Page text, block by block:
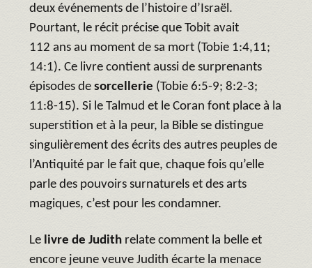
deux événements de l’histoire d’Israël.
Pourtant, le récit précise que Tobit avait
112 ans au moment de sa mort (Tobie 1:4,11;
14:1). Ce livre contient aussi de surprenants
épisodes de sorcellerie (Tobie 6:5-9; 8:2-3;
11:8-15). Si le Talmud et le Coran font place à la
superstition et à la peur, la Bible se distingue
singulièrement des écrits des autres peuples de
l’Antiquité par le fait que, chaque fois qu’elle
parle des pouvoirs surnaturels et des arts
magiques, c’est pour les condamner.
Le livre de Judith relate comment la belle et
encore jeune veuve Judith écarte la menace